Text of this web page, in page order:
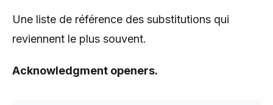
Une liste de référence des substitutions qui
reviennent le plus souvent.
Acknowledgment openers.